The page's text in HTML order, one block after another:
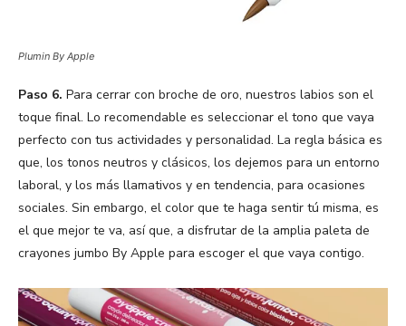
Plumin By Apple
Paso 6. Para cerrar con broche de oro, nuestros labios son el
toque final. Lo recomendable es seleccionar el tono que vaya
perfecto con tus actividades y personalidad. La regla básica es
que, los tonos neutros y clásicos, los dejemos para un entorno
laboral, y los más llamativos y en tendencia, para ocasiones
sociales. Sin embargo, el color que te haga sentir tú misma, es
el que mejor te va, así que, a disfrutar de la amplia paleta de
crayones jumbo By Apple para escoger el que vaya contigo.